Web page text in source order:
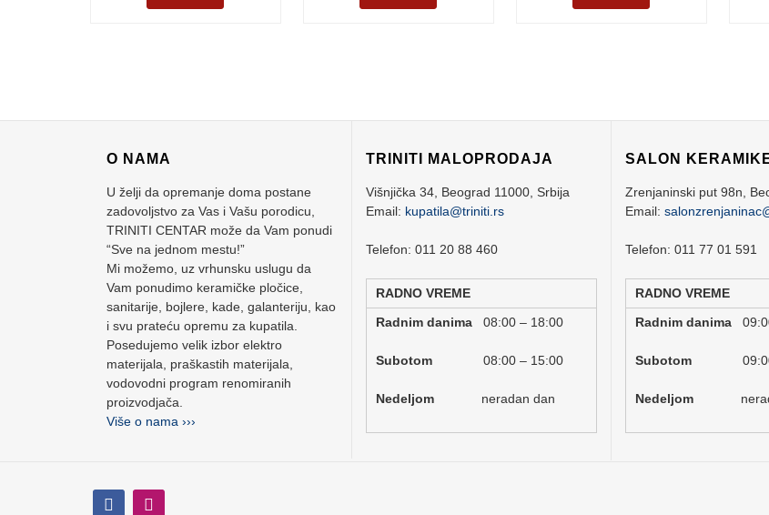
O NAMA
U želji da opremanje doma postane
zadovoljstvo za Vas i Vašu porodicu,
TRINITI CENTAR može da Vam ponudi
“Sve na jednom mestu!”
Mi možemo, uz vrhunsku uslugu da
Vam ponudimo keramičke pločice,
sanitarije, bojlere, kade, galanteriju, kao
i svu prateću opremu za kupatila.
Posedujemo velik izbor elektro
materijala, praškastih materijala,
vodovodni program renomiranih
proizvodjača.
Više o nama ›››
TRINITI MALOPRODAJA
Višnjička 34, Beograd 11000, Srbija
Email: kupatila@triniti.rs
Telefon: 011 20 88 460
RADNO VREME
Radnim danima 08:00 – 18:00
Subotom 08:00 – 15:00
Nedeljom neradan dan
SALON
Zrenjaninski put 98n,
Email:
Telefon: 011 77 01 591
RADNO VREME
Radnim danima
Subotom
Nedeljom